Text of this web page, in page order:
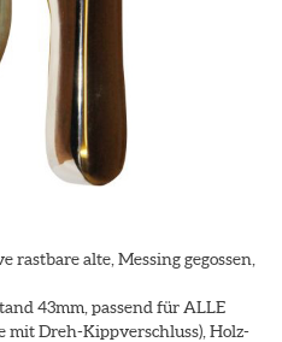
alte, Messing gegossen,
43mm, passend für ALLE
mit Dreh-Kippverschluss), Holz-